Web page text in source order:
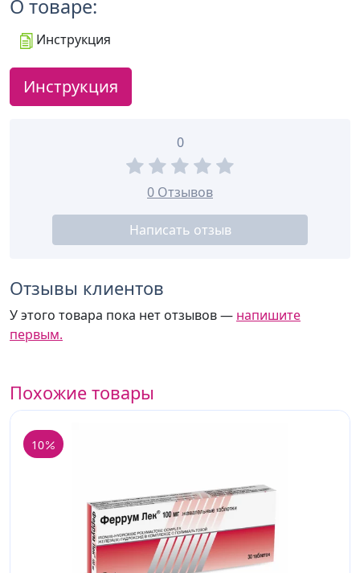
О товаре:
Инструкция
Инструкция
0
0 Отзывов
Написать отзыв
Отзывы клиентов
У этого товара пока нет отзывов — напишите
первым.
Похожие товары
10